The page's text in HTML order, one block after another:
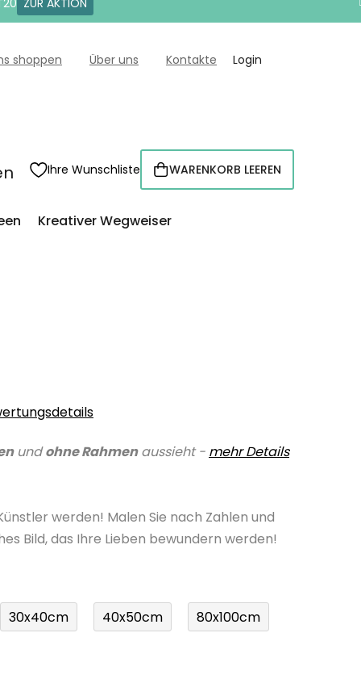
ZUR AKTION
shoppen Über uns Kontakte Login
Ihre Wunschliste WARENKORB
WARENKORB LEEREN
Kreativer Wegweiser
undohne Rahmenaussieht - mehr Details
werden! Malen Sie nach Zahlen und
Bild, das Ihre Lieben bewundern werden!
30x40cm 40x50cm 80x100cm